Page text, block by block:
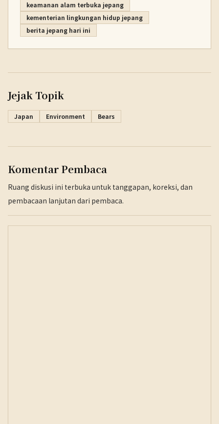
keamanan alam terbuka jepang
kementerian lingkungan hidup jepang
berita jepang hari ini
Jejak Topik
Japan Environment Bears
Komentar Pembaca
Ruang diskusi ini terbuka untuk tanggapan, koreksi, dan
pembacaan lanjutan dari pembaca.